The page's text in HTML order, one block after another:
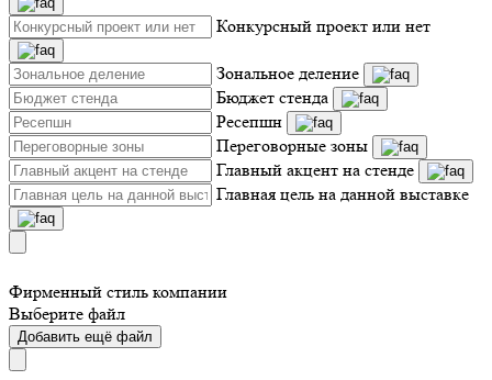
Конкурсный проект или нет
Зональное деление
Бюджет стенда
Ресепшн
Переговорные зоны
Главный акцент на стенде
Главная цель на данной выставке
Фирменный стиль компании
Выберите файл
Добавить ещё файл